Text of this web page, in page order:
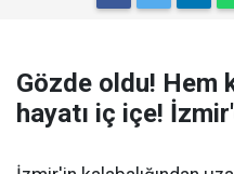
Gözde oldu! Hem
hayatı iç içe!